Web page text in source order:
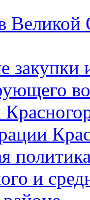
Великой
закупки
и